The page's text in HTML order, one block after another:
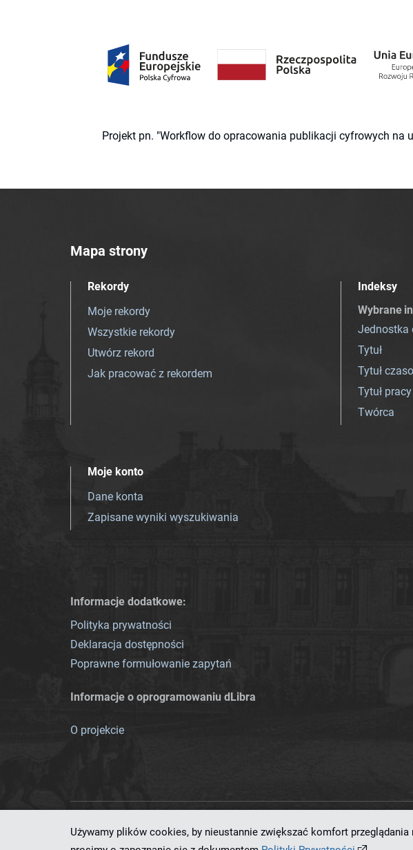
Projekt pn. "Workflow do opracowania publikacji cyfrowych na
Mapa strony
Rekordy
Moje rekordy
Wszystkie rekordy
Utwórz rekord
Jak pracować z rekordem
Indeksy
Wybrane
Jednostka
Tytuł
Tytuł
Tytuł
Twórca
Moje konto
Dane konta
Zapisane wyniki wyszukiwania
Informacje dodatkowe:
Polityka prywatności
Deklaracja dostępności
Poprawne formułowanie zapytań
Informacje o oprogramowaniu dLibra
O projekcie
Ten serwis działa dzięki oprogramowaniudLibra 7.0.0-
Używamy plików cookies, by nieustannie zwiększać komfort